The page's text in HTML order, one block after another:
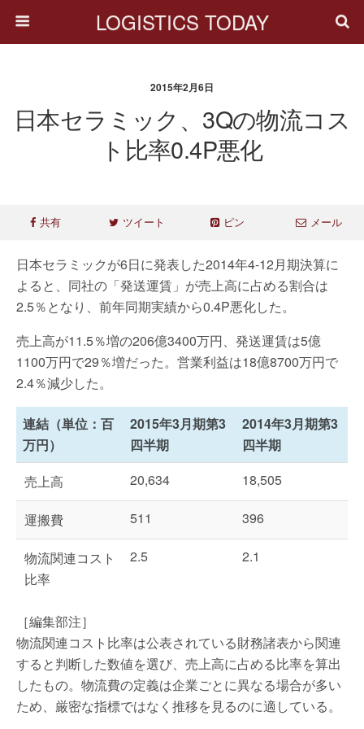
LOGISTICS TODAY
2015年2月6日
日本セラミック、3Qの物流コス
ト比率0.4P悪化
共有 ツイート ピン メール
日本セラミックが6日に発表した2014年4-12月期決算に
よると、同社の「発送運賃」が売上高に占める割合は
2.5％となり、前年同期実績から0.4P悪化した。
売上高が11.5％増の206億3400万円、発送運賃は5億
1100万円で29％増だった。営業利益は18億8700万円で
2.4％減少した。
連結（単位：百
万円）
2015年3月期第3
四半期
2014年3月期第3
四半期
売上高
20,634 18,505
運搬費 511 396
物流関連コスト
比率
2.5 2.1
［編集部注］
物流関連コスト比率は公表されている財務諸表から関連
すると判断した数値を選び、売上高に占める比率を算出
したもの。物流費の定義は企業ごとに異なる場合が多い
ため、厳密な指標ではなく推移を見るのに適している。